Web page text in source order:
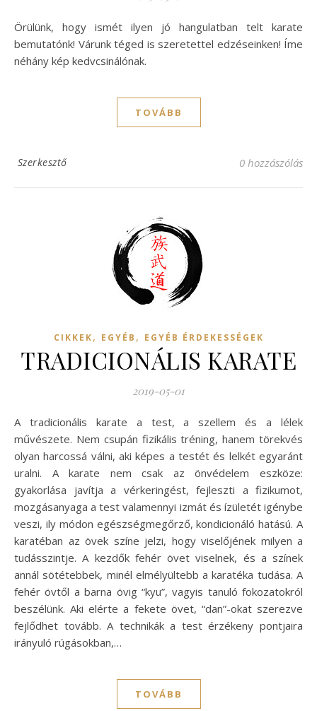
Örülünk, hogy ismét ilyen jó hangulatban telt karate
bemutatónk! Várunk téged is szeretettel edzéseinken! Íme
néhány kép kedvcsinálónak.
TOVÁBB
Szerkesztő 0 hozzászólás
CIKKEK, EGYÉB , EGYÉB ÉRDEKESSÉGEK
TRADICIONÁLIS KARATE
2019-05-01
A tradicionális karate a test, a szellem és a lélek
művészete. Nem csupán fizikális tréning, hanem törekvés
olyan harcossá válni, aki képes a testét és lelkét egyaránt
uralni. A karate nem csak az önvédelem eszköze:
gyakorlása javítja a vérkeringést, fejleszti a fizikumot,
mozgásanyaga a test valamennyi izmát és ízületét igénybe
veszi, ily módon egészségmegőrző, kondicionáló hatású. A
karatéban az övek színe jelzi, hogy viselőjének milyen a
tudásszintje. A kezdők fehér övet viselnek, és a színek
annál sötétebbek, minél elmélyültebb a karatéka tudása. A
fehér övtől a barna övig “kyu”, vagyis tanuló fokozatokról
beszélünk. Aki elérte a fekete övet, “dan”-okat szerezve
fejlődhet tovább. A technikák a test érzékeny pontjaira
irányuló rúgásokban,…
TOVÁBB